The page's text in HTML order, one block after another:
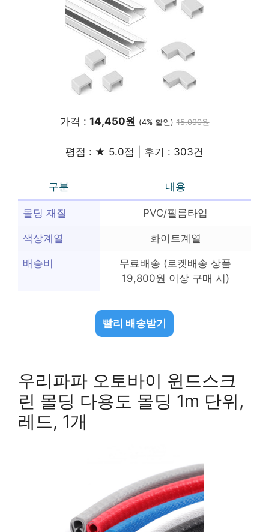
가격 : 14,450원 (4% 할인) 15,090원
평점 : ★ 5.0점 | 후기 : 303건
구분 내용
몰딩 재질 PVC/필름타입
색상계열 화이트계열
배송비
무료배송 (로켓배송 상품
19,800원 이상 구매 시)
빨리 배송받기
우리파파 오토바이 윈드스크
린 몰딩 다용도 몰딩 1m 단위,
레드, 1개